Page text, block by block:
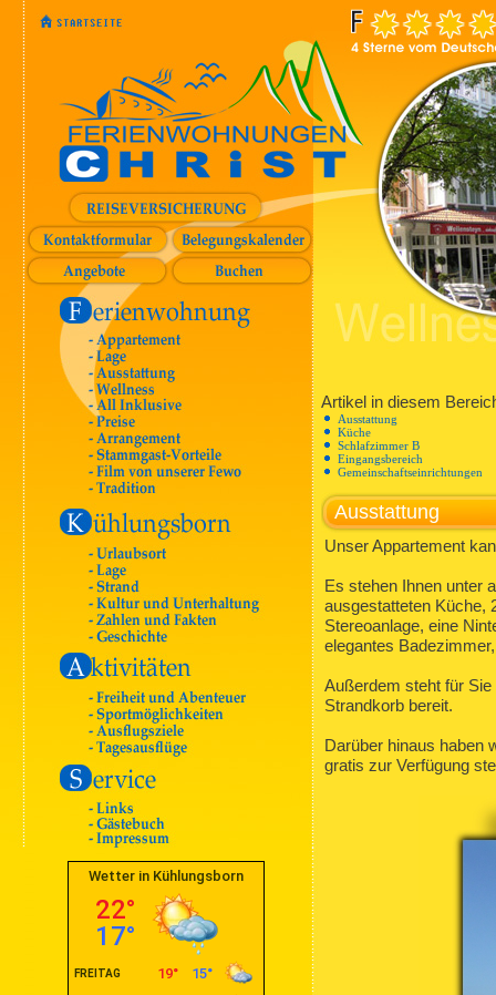
Artikel in diesem
Ausstattung
Küche
Schlafzimmer B
Eingangsbereich
Gemeinschaftseinrichtungen
Ausstattung
Unser Appartement
Es stehen Ihnen unter
ausgestatteten Küche,
Stereoanlage, eine
elegantes
Außerdem steht für
Strandkorb bereit.
Darüber hinaus haben
gratis zur Verfügung